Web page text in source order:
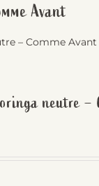
Avant
– Comme Avant
neutre –